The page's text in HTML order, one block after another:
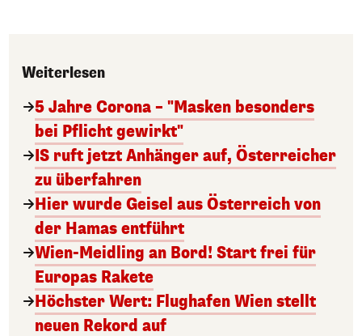
Weiterlesen
5 Jahre Corona – "Masken besonders
bei Pflicht gewirkt"
IS ruft jetzt Anhänger auf, Österreicher
zu überfahren
Hier wurde Geisel aus Österreich von
der Hamas entführt
Wien-Meidling an Bord! Start frei für
Europas Rakete
Höchster Wert: Flughafen Wien stellt
neuen Rekord auf